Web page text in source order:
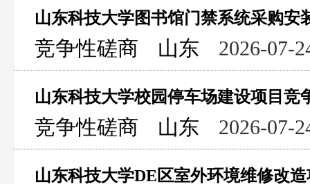
山东科技大学图书馆门禁系统采购安
竞争性磋商 山东 2026-07-
山东科技大学校园停车场建设项目竞
竞争性磋商 山东 2026-07-
山东科技大学DE区室外环境维修改